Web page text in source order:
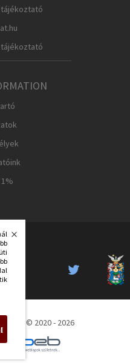
1%
US:
© 2020 - 2026